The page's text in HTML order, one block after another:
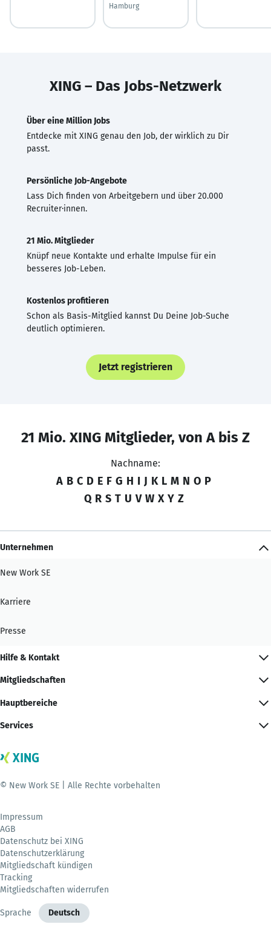
Hamburg
XING – Das Jobs-Netzwerk
Über eine Million Jobs
Entdecke mit XING genau den Job, der wirklich zu Dir
passt.
Persönliche Job-Angebote
Lass Dich finden von Arbeitgebern und über 20.000
Recruiter·innen.
21 Mio. Mitglieder
Knüpf neue Kontakte und erhalte Impulse für ein
besseres Job-Leben.
Kostenlos profitieren
Schon als Basis-Mitglied kannst Du Deine Job-Suche
deutlich optimieren.
Jetzt registrieren
21 Mio. XING Mitglieder, von A bis Z
Nachname:
A B C D E F G H I J K L M N O P
Q R S T U V W X Y Z
Unternehmen
New Work SE
Karriere
Presse
Hilfe & Kontakt
Mitgliedschaften
Hauptbereiche
Services
© New Work SE | Alle Rechte vorbehalten
Impressum
AGB
Datenschutz bei XING
Datenschutzerklärung
Mitgliedschaft kündigen
Tracking
Mitgliedschaften widerrufen
Sprache Deutsch